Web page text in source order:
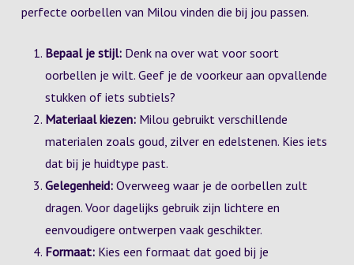
perfecte oorbellen van Milou vinden die bij jou passen.
Bepaal je stijl:Denk na over wat voor soort
oorbellen je wilt. Geef je de voorkeur aan opvallende
stukken of iets subtiels?
Materiaal kiezen:Milou gebruikt verschillende
materialen zoals goud, zilver en edelstenen. Kies iets
dat bij je huidtype past.
Gelegenheid:Overweeg waar je de oorbellen zult
dragen. Voor dagelijks gebruik zijn lichtere en
eenvoudigere ontwerpen vaak geschikter.
Formaat:Kies een formaat dat goed bij je